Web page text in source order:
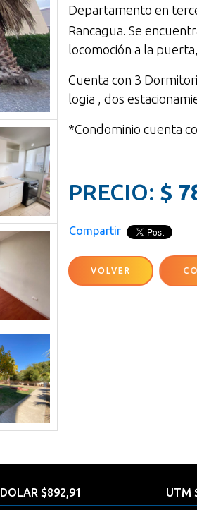
Departamento en
Rancagua. Se
locomoción a la
Cuenta con 3
logia , dos
*Condominio cuenta
PRECIO: $
Compartir
VOLVER
DOLAR $892,91 UTM